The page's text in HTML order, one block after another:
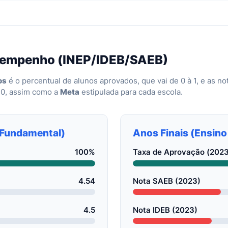
(INEP/IDEB/SAEB)
é o percentual de alunos aprovados, que vai de 0 à 1, e as
assim como a Meta estipulada para cada escola.
100%
4.54
4.5
Anos Finais
Taxa de Aprovação
Nota SAEB (2023)
Nota IDEB (2023)